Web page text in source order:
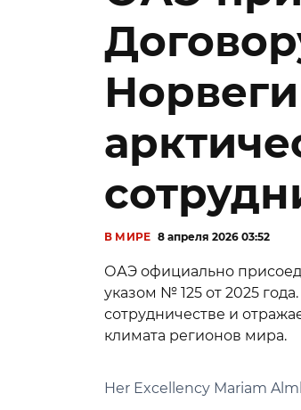
В МИРЕ 8 апреля 2026 03:52
ОАЭ официально
указом № 125 от 2025
сотрудничестве и
климата регионов мира.
Her Excellency Mariam